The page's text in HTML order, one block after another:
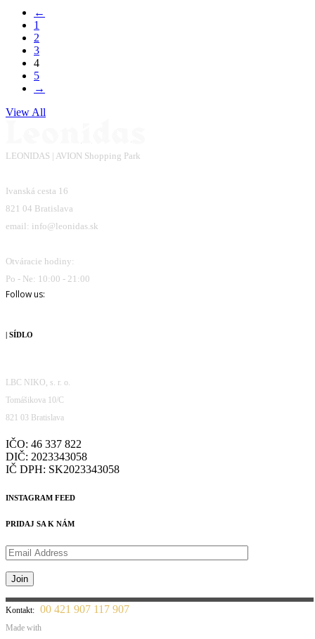
←
1
2
3
4
5
→
View All
LEONIDAS | AVION Shopping Park
Ivanská cesta 16
821 04 Bratislava
email: info@leonidas.sk
Otváracie hodiny:
Po - Ne: 10:00 - 21:00
Follow us:
| SÍDLO
LBC NIKO, s. r. o.
Tomášikova 10/C
821 03 Bratislava
IČO: 46 337 822
DIČ: 2023343058
IČ DPH: SK2023343058
INSTAGRAM FEED
PRIDAJ SA K NÁM
Kontakt: 00 421 907 117 907
Made with